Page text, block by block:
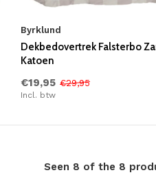
Byrklund
Dekbedovertrek Falsterbo
Katoen
€19,95 €29,95
Incl. btw
Seen 8 of the 8